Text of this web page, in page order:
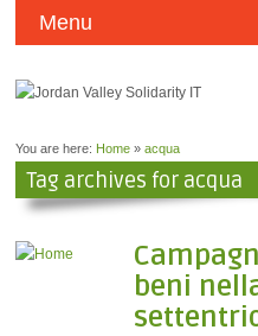
Menu
You are here: Home »acqua
Tag archives for acqua
beni